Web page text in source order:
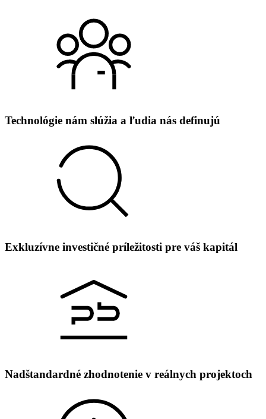
Technológie nám slúžia‎ a ľudia nás definujú‎ ‎
Exkluzívne investičné príležitosti pre váš kapitál
Nadštandardné zhodnotenie v reálnych projektoch